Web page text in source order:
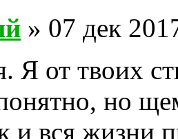
» 07 дек
Я от твоих
но
и вся жизни